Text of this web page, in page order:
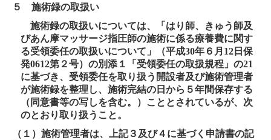
５ 施術録の取扱い
施術録の取扱いについては、「はり師、きゅう師及
びあん摩マッサージ指圧師の施術に係る療養費に関す
る受領委任の取扱いについて」（平成30年６月 12 日保
発0612第２号）の別添１「受領委任の取扱規程」の21
に基づき、受領委任を取り扱う開設者及び施術管理者
が施術録を整理し、施術完結の日から５年間保存する
（同意書等の写しを含む。）こととされているが、次
のとおり取り扱うこと。
（１）施術管理者は、上記３及び４に基づく申請書の記